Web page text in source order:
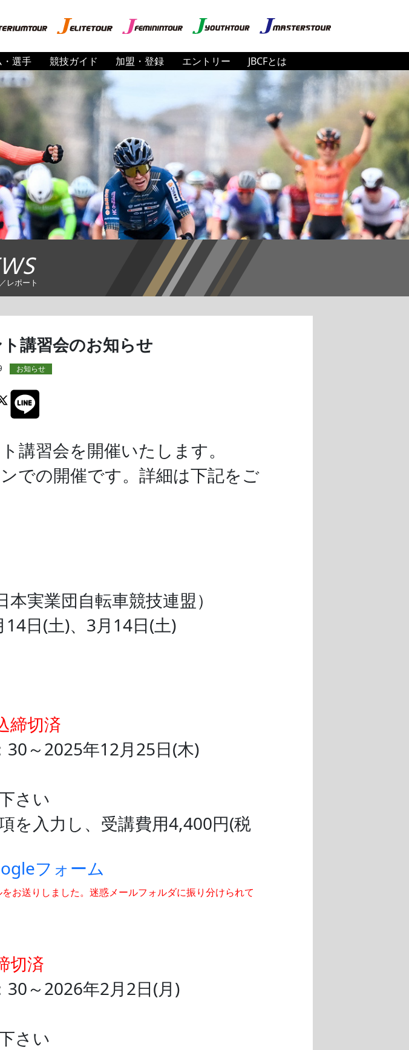
選手 競技ガイド 加盟・登録 エントリー JBCFとは
レポート
講習会のお知らせ
講習会を開催いたします。
での開催です。詳細は下記をご
実業団自転車競技連盟）
14日(土)、3月14日(土)
締切済
～2025年12月25日(木)
さい
を入力し、受講費用4,400円(税
フォーム
お送りしました。迷惑メールフォルダに振り分けられて
切済
～2026年2月2日(月)
さい